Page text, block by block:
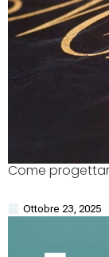
Come
Ottobre 23, 2025